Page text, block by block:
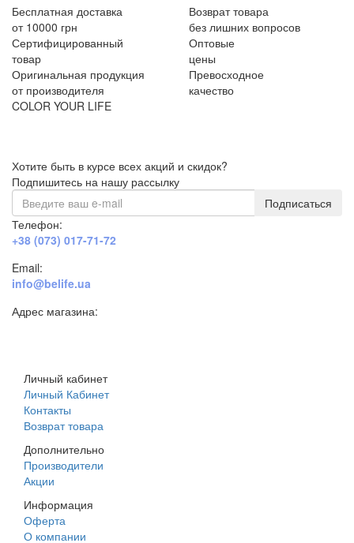
Бесплатная доставка
от 10000 грн
Возврат товара
без лишних вопросов
Сертифицированный
товар
Оптовые
цены
Оригинальная продукция
от производителя
Превосходное
качество
COLOR YOUR LIFE
Хотите быть в курсе всех акций и скидок?
Подпишитесь на нашу рассылку
Подписаться
Телефон:
+38 (073) 017-71-72
Email:
info@belife.ua
Адрес магазина:
Личный кабинет
Личный Кабинет
Контакты
Возврат товара
Дополнительно
Производители
Акции
Информация
Оферта
О компании